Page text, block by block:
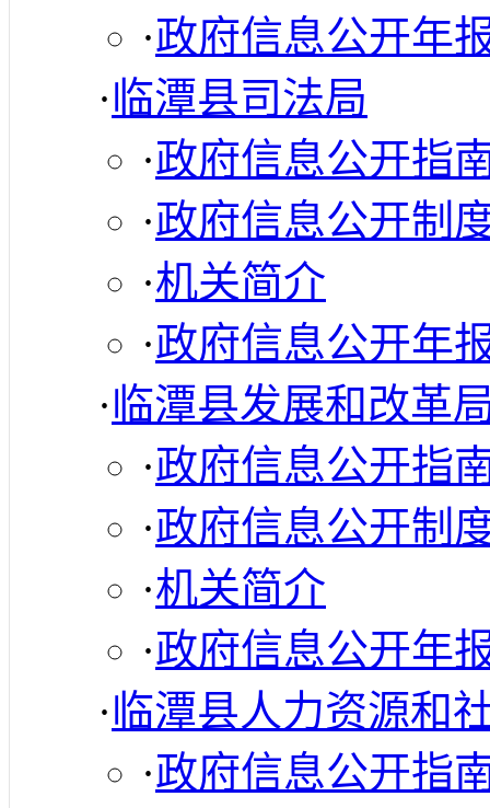
·政府信息公开年
·临潭县司法局
·政府信息公开指
·政府信息公开制
·机关简介
·政府信息公开年
·临潭县发展和改革
·政府信息公开指
·政府信息公开制
·机关简介
·政府信息公开年
·临潭县人力资源和
·政府信息公开指